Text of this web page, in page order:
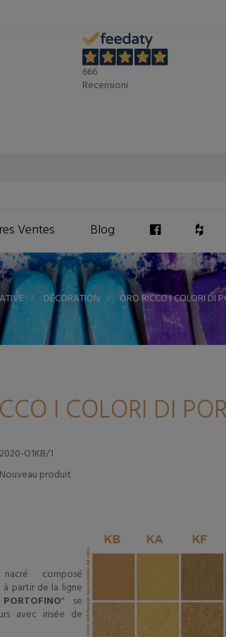
666
Recensioni
Ventes Blog
> DÉCORATION > ORO RICCO I COLORI DI
I COLORI DI
2020-O1KB/1
Nouveau produit
composé
partir de la ligne
" se
avec irisée de